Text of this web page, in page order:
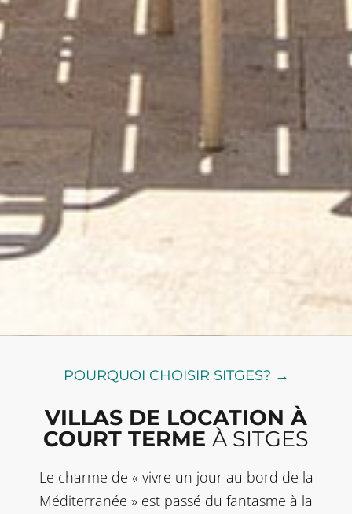
POURQUOI CHOISIR SITGES? →
VILLAS DE LOCATION À
COURT TERME À SITGES
Le charme de « vivre un jour au bord de la
Méditerranée » est passé du fantasme à la